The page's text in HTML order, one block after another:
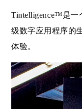
Tintelligence™是一
级数字应用程序的
体验。